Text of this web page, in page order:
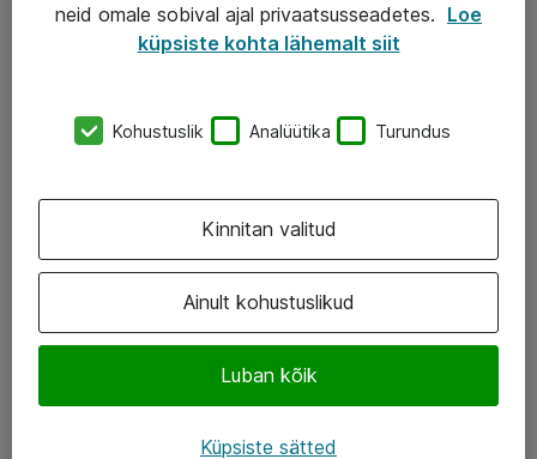
+372 659 3591
Järvevana tee 7b, 10112 Tallinn
Facebook
neid omale sobival ajal privaatsusseadetes. Loe
küpsiste kohta lähemalt siit
Kohustuslik Analüütika Turundus
Ainult kohustuslikud
Luban kõik
Kinnitan valitud
Küpsiste sätted